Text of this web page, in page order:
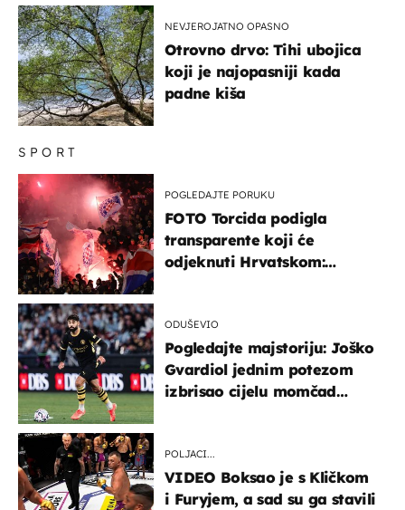
SPORT
POGLEDAJTE PORUKU
FOTO Torcida podigla
transparente koji će
odjeknuti Hrvatskom:
ODUŠEVIO
Pogledajte majstoriju: Joško
Gvardiol jednim potezom
izbrisao cijelu momčad
POLJACI...
VIDEO Boksao je s Kličkom
i Furyjem, a sad su ga stavili
NEVJEROJATNO OPASNO
Otrovno drvo: Tihi ubojica
koji je najopasniji kada
padne kiša